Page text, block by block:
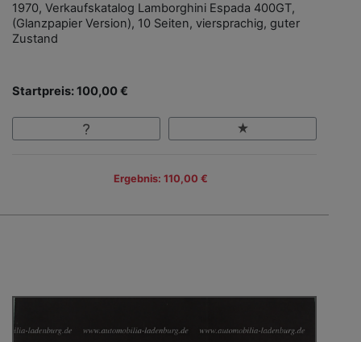
1970, Verkaufskatalog Lamborghini Espada 400GT,
(Glanzpapier Version), 10 Seiten, viersprachig, guter
Zustand
Startpreis: 100,00 €
Ergebnis: 110,00 €